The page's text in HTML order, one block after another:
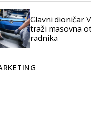
Glavni dioničar
traži masovna
radnika